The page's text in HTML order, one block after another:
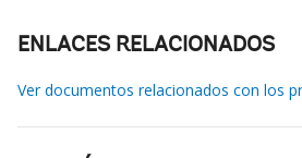
ENLACES RELACIONADOS
Ver documentos relacionados con los